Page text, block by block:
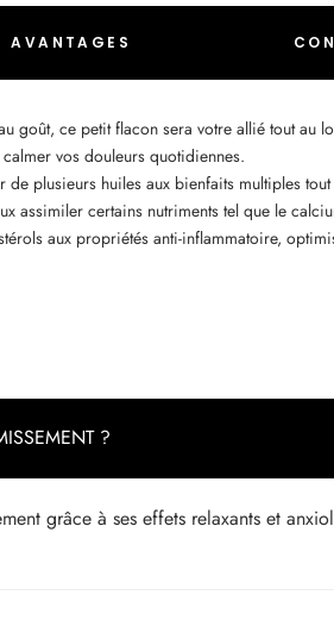
AVANTAGES
goût, ce petit flacon sera votre allié tout au
vos douleurs quotidiennes.
plusieurs huiles aux bienfaits multiples
assimiler certains nutriments tel que le
aux propriétés anti-inflammatoire,
?
grâce à ses effets relaxants et